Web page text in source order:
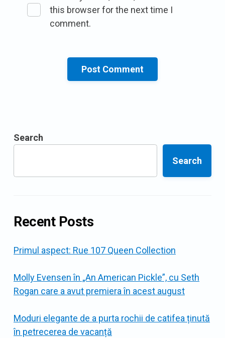
this browser for the next time I
comment.
Search
Search
Recent Posts
Primul aspect: Rue 107 Queen Collection
Molly Evensen în „An American Pickle”, cu Seth
Rogan care a avut premiera în acest august
Moduri elegante de a purta rochii de catifea ținută
în petrecerea de vacanță